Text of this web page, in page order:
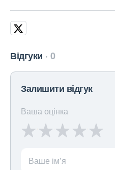
Відгуки 0
Залишити відгук
Ваша оцінка
Ваше ім’я